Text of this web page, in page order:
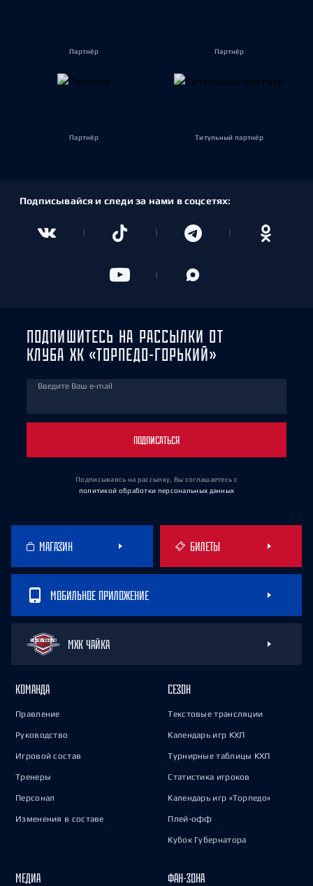
Партнёр Партнёр
Партнёр Титульный партнёр
Подписывайся и следи за нами в соцсетях:
ПОДПИШИТЕСЬ НА РАССЫЛКИ ОТ
КЛУБА ХК «ТОРПЕДО-ГОРЬКИЙ»
Введите Ваш e-mail
ПОДПИСАТЬСЯ
Подписываясь на рассылку, Вы соглашаетесь с
политикой обработки персональных данных
МАГАЗИН БИЛЕТЫ
МОБИЛЬНОЕ ПРИЛОЖЕНИЕ
МХК ЧАЙКА
КОМАНДА
Правление
Руководство
Игровой состав
Тренеры
Персонал
Изменения в составе
СЕЗОН
Текстовые трансляции
Календарь игр КХЛ
Турнирные таблицы КХЛ
Статистика игроков
Календарь игр «Торпедо»
Плей-офф
Кубок Губернатора
МЕДИА ФАН-ЗОНА